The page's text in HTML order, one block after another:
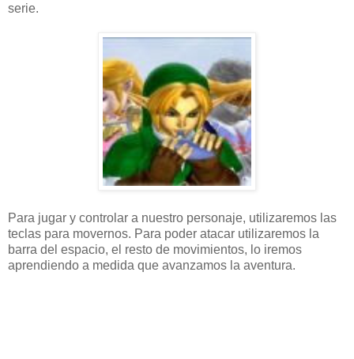
serie.
Para jugar y controlar a nuestro personaje, utilizaremos las
teclas para movernos. Para poder atacar utilizaremos la
barra del espacio, el resto de movimientos, lo iremos
aprendiendo a medida que avanzamos la aventura.